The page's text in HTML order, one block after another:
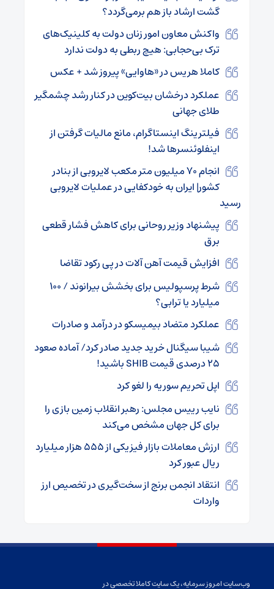
گشت ارشاد باز هم برمی‌گردد؟
واکنش معاون امور زنان دولت به کلینیک‌های
ترک بی‌حجابی: هیچ ربطی به دولت ندارد
کاملا هریس در «هاوایی» پیروز شد + عکس
عملکرد درخشان بیت‌کوین در کنار رشد چشمگیر
طلای جهانی
فیلترینگ اینستاگرام، مانع مالیات‌ گرفتن از
اینفلوئنسرها شد!
انجام ۷۰ میلیون متر مکعب لایروبی از بنادر
کشور| ایران به خودکفایی در عملیات لایروبی
رسید
پیشنهاد وزیر روحانی برای کاهش فشار قطعی
برق
افزایش قیمت آهن آلات در پی رکود تقاضا
شرط پرسپولیس برای بخشش بیرانوند / ۱۰۰
میلیارد یا ترابی؟
عملکرد متضاد بیمیسکو در درآمد و صادرات
شیبا سیگنال خرید جدید صادر کرد/ آماده صعود
۲۵ درصدی قیمت SHIB باشید!
اپل تحریم سوریه را لغو کرد
نایب رییس مجلس: رهبر انقلاب زمین بازی را
برای کل جهان مشخص می‌کند
ارزش معاملات بازار فیزیکی از ۵۵۵ هزار میلیارد
ریال عبور کرد
انتقاد انجمن برنج از سخت‌گیری در تخصیص ارز
واردات
وب‌سایت امروز سرمایه، یک سایت کاملا تخصصی در